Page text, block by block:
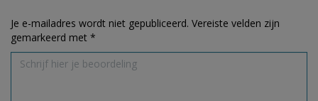
Je e-mailadres wordt niet gepubliceerd. Vereiste velden zijn
gemarkeerd met *